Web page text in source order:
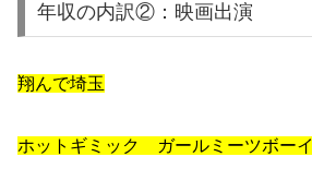
年収の内訳②：映画出演
翔んで埼玉
ホットギミック ガールミーツボーイ